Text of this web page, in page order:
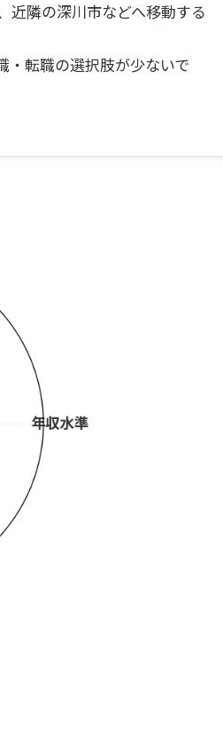
近隣の深川市などへ移動する
・転職の選択肢が少ないで